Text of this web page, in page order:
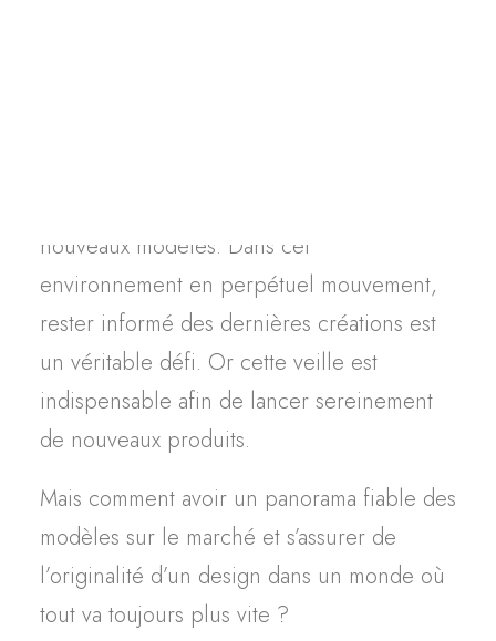
nouveaux modèles. Dans cet
environnement en perpétuel mouvement,
rester informé des dernières créations est
un véritable défi. Or cette veille est
indispensable afin de lancer sereinement
de nouveaux produits.
Mais comment avoir un panorama fiable des
modèles sur le marché et s’assurer de
l’originalité d’un design dans un monde où
tout va toujours plus vite ?